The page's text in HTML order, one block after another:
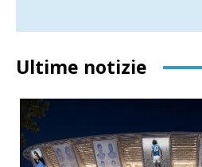
Ultime notizie